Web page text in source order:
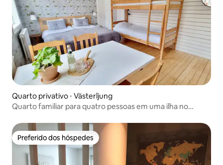
Quarto privativo ⋅ Västerljung
Quarto familiar para quatro pessoas em uma ilha no
Preferido dos hóspedes
Preferido dos hóspedes